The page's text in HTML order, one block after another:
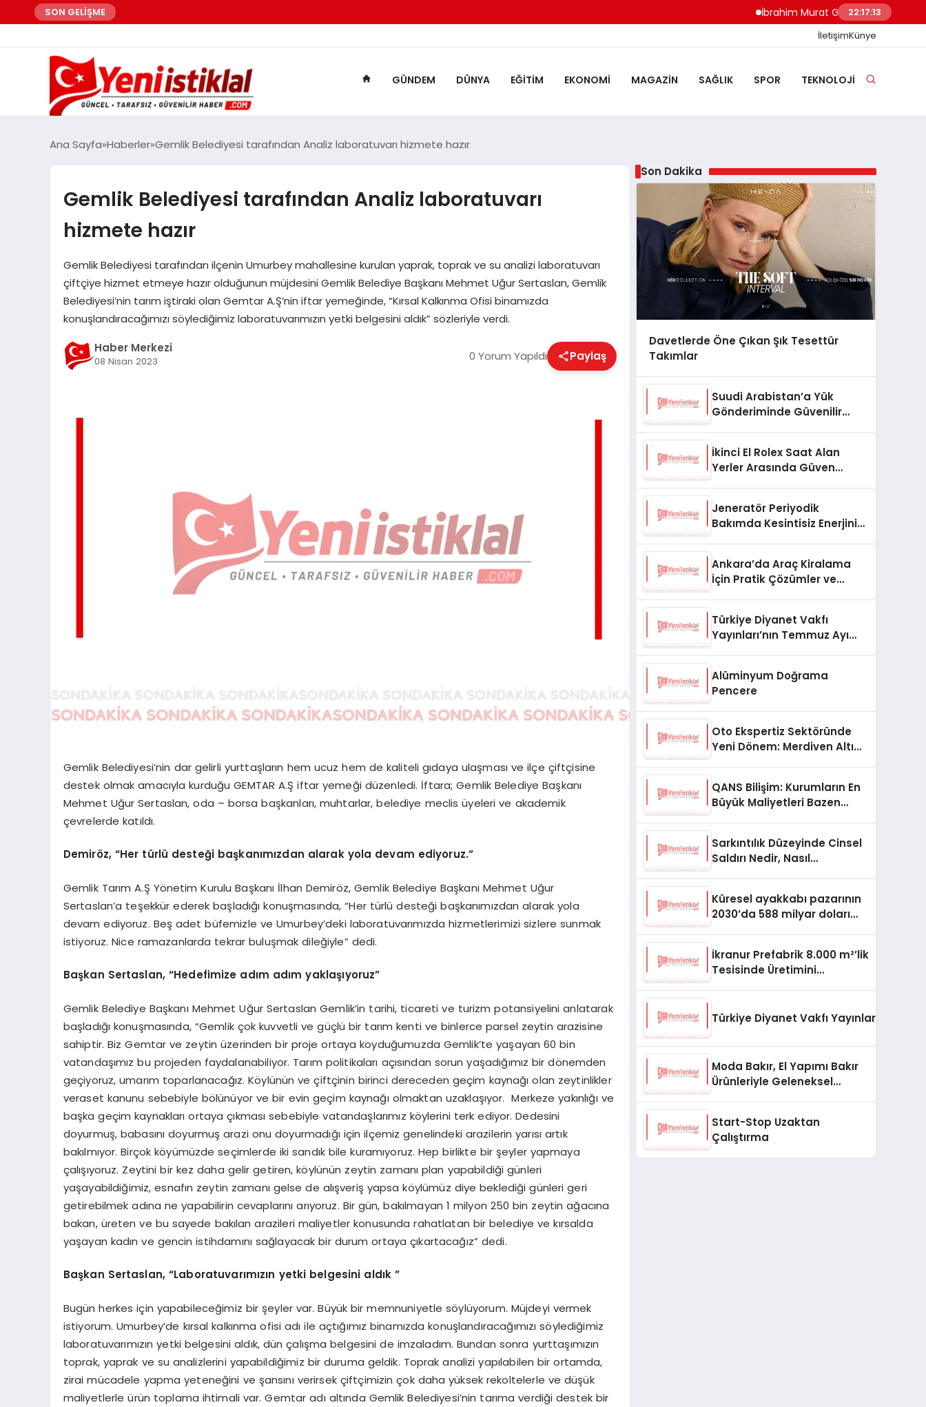
SON GELİŞME İbrahim Murat Gündüz: Malgaç’tan
22:17:14
İletişimKünye
GÜNDEM DÜNYA EĞITIM EKONOMI MAGAZIN SAĞLIK SPOR TEKNOLOJI
Ana Sayfa Haberler Gemlik Belediyesi tarafından Analiz laboratuvarı hizmete hazır
Gemlik Belediyesi tarafından Analiz laboratuvarı
hizmete hazır
Gemlik Belediyesi tarafından ilçenin Umurbey mahallesine kurulan yaprak, toprak ve su analizi laboratuvarı
çiftçiye hizmet etmeye hazır olduğunun müjdesini Gemlik Belediye Başkanı Mehmet Uğur Sertaslan, Gemlik
Belediyesi’nin tarım iştiraki olan Gemtar A.Ş’nin iftar yemeğinde, “Kırsal Kalkınma Ofisi binamızda
konuşlandıracağımızı söylediğimiz laboratuvarımızın yetki belgesini aldık” sözleriyle verdi.
Haber Merkezi
08 Nisan 2023 0 Yorum Yapıldı Paylaş
Gemlik Belediyesi’nin dar gelirli yurttaşların hem ucuz hem de kaliteli gıdaya ulaşması ve ilçe çiftçisine
destek olmak amacıyla kurduğu GEMTAR A.Ş iftar yemeği düzenledi. İftara; Gemlik Belediye Başkanı
Mehmet Uğur Sertaslan, oda – borsa başkanları, muhtarlar, belediye meclis üyeleri ve akademik
çevrelerde katıldı.
Demiröz, “Her türlü desteği başkanımızdan alarak yola devam ediyoruz.”
Gemlik Tarım A.Ş Yönetim Kurulu Başkanı İlhan Demiröz, Gemlik Belediye Başkanı Mehmet Uğur
Sertaslan’a teşekkür ederek başladığı konuşmasında, “Her türlü desteği başkanımızdan alarak yola
devam ediyoruz. Beş adet büfemizle ve Umurbey’deki laboratuvarımızda hizmetlerimizi sizlere sunmak
istiyoruz. Nice ramazanlarda tekrar buluşmak dileğiyle” dedi.
Başkan Sertaslan, “Hedefimize adım adım yaklaşıyoruz”
Gemlik Belediye Başkanı Mehmet Uğur Sertaslan Gemlik’in tarihi, ticareti ve turizm potansiyelini anlatarak
başladığı konuşmasında, “Gemlik çok kuvvetli ve güçlü bir tarım kenti ve binlerce parsel zeytin arazisine
sahiptir. Biz Gemtar ve zeytin üzerinden bir proje ortaya koyduğumuzda Gemlik’te yaşayan 60 bin
vatandaşımız bu projeden faydalanabiliyor. Tarım politikaları açısından sorun yaşadığımız bir dönemden
geçiyoruz, umarım toparlanacağız. Köylünün ve çiftçinin birinci dereceden geçim kaynağı olan zeytinlikler
veraset kanunu sebebiyle bölünüyor ve bir evin geçim kaynağı olmaktan uzaklaşıyor. Merkeze yakınlığı ve
başka geçim kaynakları ortaya çıkması sebebiyle vatandaşlarımız köylerini terk ediyor. Dedesini
doyurmuş, babasını doyurmuş arazi onu doyurmadığı için ilçemiz genelindeki arazilerin yarısı artık
bakılmıyor. Birçok köyümüzde seçimlerde iki sandık bile kuramıyoruz. Hep birlikte bir şeyler yapmaya
çalışıyoruz. Zeytini bir kez daha gelir getiren, köylünün zeytin zamanı plan yapabildiği günleri
yaşayabildiğimiz, esnafın zeytin zamanı gelse de alışveriş yapsa köylümüz diye beklediği günleri geri
getirebilmek adına ne yapabilirin cevaplarını arıyoruz. Bir gün, bakılmayan 1 milyon 250 bin zeytin ağacına
bakan, üreten ve bu sayede bakılan arazileri maliyetler konusunda rahatlatan bir belediye ve kırsalda
yaşayan kadın ve gencin istihdamını sağlayacak bir durum ortaya çıkartacağız” dedi.
Başkan Sertaslan, “Laboratuvarımızın yetki belgesini aldık ”
Bugün herkes için yapabileceğimiz bir şeyler var. Büyük bir memnuniyetle söylüyorum. Müjdeyi vermek
istiyorum. Umurbey’de kırsal kalkınma ofisi adı ile açtığımız binamızda konuşlandıracağımızı söylediğimiz
laboratuvarımızın yetki belgesini aldık, dün çalışma belgesini de imzaladım. Bundan sonra yurttaşımızın
toprak, yaprak ve su analizlerini yapabildiğimiz bir duruma geldik. Toprak analizi yapılabilen bir ortamda,
zirai mücadele yapma yeteneğini ve şansını verirsek çiftçimizin çok daha yüksek rekoltelerle ve düşük
maliyetlerle ürün toplama ihtimali var. Gemtar adı altında Gemlik Belediyesi’nin tarıma verdiği destek bir
Son Dakika
Davetlerde Öne Çıkan Şık Tesettür
Takımlar
Suudi Arabistan’a Yük
Gönderiminde Güvenilir
İkinci El Rolex Saat Alan
Yerler Arasında Güven
Jeneratör Periyodik
Bakımda Kesintisiz Enerjinin
Ankara’da Araç Kiralama
İçin Pratik Çözümler ve
Türkiye Diyanet Vakfı
Yayınları’nın Temmuz Ayı
Alüminyum Doğrama
Pencere
Oto Ekspertiz Sektöründe
Yeni Dönem: Merdiven Altı
QANS Bilişim: Kurumların En
Büyük Maliyetleri Bazen
Sarkıntılık Düzeyinde Cinsel
Saldırı Nedir, Nasıl
Küresel ayakkabı pazarının
2030’da 588 milyar doları
İkranur Prefabrik 8.000 m²’lik
Tesisinde Üretimini
Türkiye Diyanet Vakfı Yayınları, Yeni
Moda Bakır, El Yapımı Bakır
Ürünleriyle Geleneksel
Start-Stop Uzaktan
Çalıştırma